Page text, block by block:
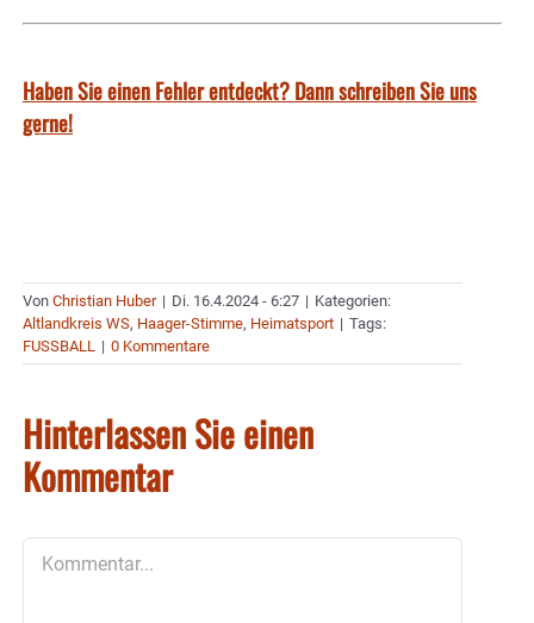
Haben Sie einen Fehler entdeckt? Dann schreiben Sie uns
gerne!
Von Christian Huber | Di. 16.4.2024 - 6:27 | Kategorien:
Altlandkreis WS, Haager-Stimme, Heimatsport | Tags:
FUSSBALL | 0 Kommentare
Hinterlassen Sie einen
Kommentar